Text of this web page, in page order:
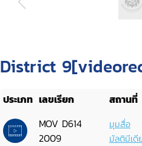
District
ประเภท เลขเรียก สถานที่
MOV D614
2009
มุมสื่อ
มัลติมีเดี